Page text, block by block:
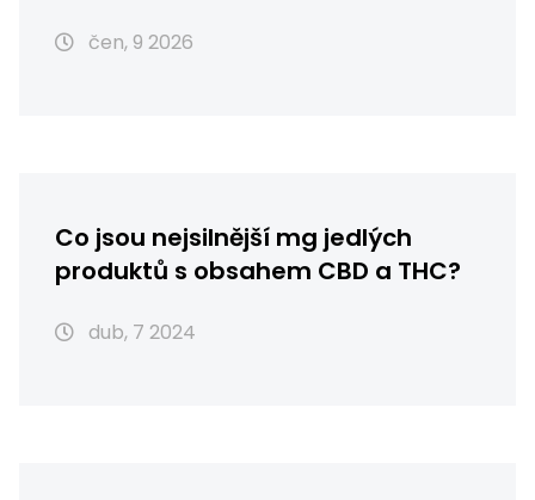
čen, 9 2026
Co jsou nejsilnější mg jedlých
produktů s obsahem CBD a THC?
dub, 7 2024